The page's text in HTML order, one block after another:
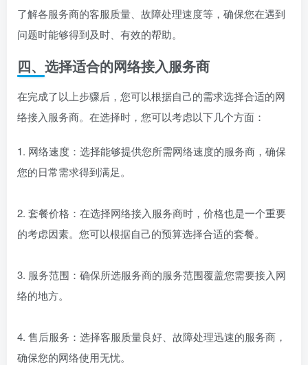
了解各服务商的客服质量、故障处理速度等，确保您在遇到
问题时能够得到及时、有效的帮助。
四、选择适合的网络接入服务商
在完成了以上步骤后，您可以根据自己的需求选择合适的网
络接入服务商。在选择时，您可以考虑以下几个方面：
1. 网络速度：选择能够提供您所需网络速度的服务商，确保
您的日常需求得到满足。
2. 套餐价格：在选择网络接入服务商时，价格也是一个重要
的考虑因素。您可以根据自己的预算选择合适的套餐。
3. 服务范围：确保所选服务商的服务范围覆盖您需要接入网
络的地方。
4. 售后服务：选择客服质量良好、故障处理迅速的服务商，
确保您的网络使用无忧。